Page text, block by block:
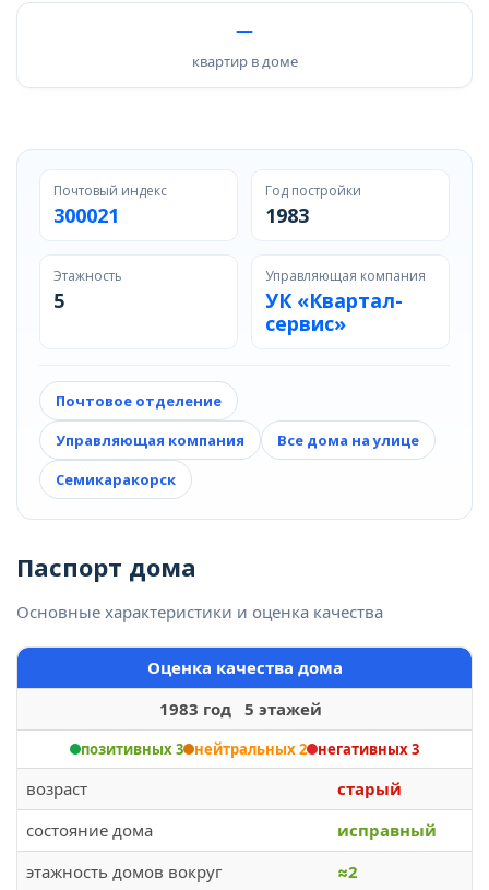
—
квартир в доме
Почтовый индекс
300021
Год постройки
1983
Этажность
5
Управляющая компания
УК «Квартал-
сервис»
Почтовое отделение
Управляющая компания
Все дома на улице
Семикаракорск
Паспорт дома
Основные характеристики и оценка качества
Оценка качества дома
1983 год 5 этажей
позитивных 3 нейтральных 2 негативных 3
возраст
старый
состояние дома
исправный
этажность домов вокруг
≈2